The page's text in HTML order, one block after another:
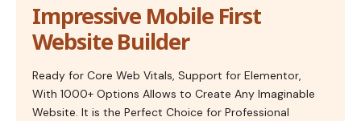
Impressive Mobile First
Website Builder
Ready for Core Web Vitals, Support for Elementor,
With 1000+ Options Allows to Create Any Imaginable
Website. It is the Perfect Choice for Professional